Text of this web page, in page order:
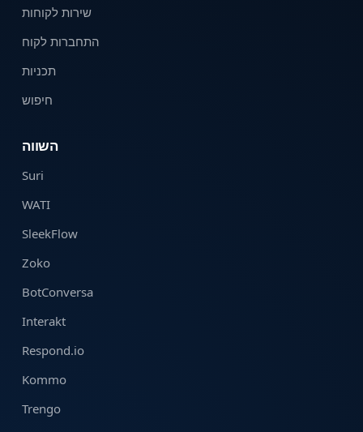
שירות לקוחות
התחברות לקוח
תכניות
חיפוש
השווה
Suri
WATI
SleekFlow
Zoko
BotConversa
Interakt
Respond.io
Kommo
Trengo